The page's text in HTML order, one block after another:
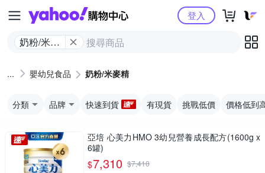
Yahoo購物中心
奶粉/米麥
登入
嬰幼兒食品 奶粉/米麥精
分類 品牌 快速到貨 有現貨 挑戰低價 價格低到
亞培 心美力HMO 3幼兒營養成長配方(1600g x
6罐)
$7,310 $7,410